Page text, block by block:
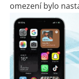
omezení bylo